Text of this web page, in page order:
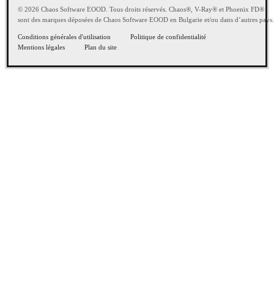
© 2026 Chaos Software EOOD. Tous droits réservés. Chaos®, V-Ray® et Phoenix FD®
sont des marques déposées de Chaos Software EOOD en Bulgarie et/ou dans d’autres pays.
Conditions générales d'utilisation
Politique de confidentialité
Mentions légales
Plan du site